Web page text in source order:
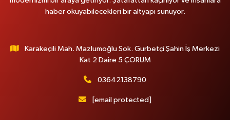
haber okuyabilecekleri bir altyapı sunuyor.
Karakeçili Mah. Mazlumoğlu Sok. Gurbetçi Şahin İş Merkezi
Kat 2 Daire 5 ÇORUM
03642138790
[email protected]